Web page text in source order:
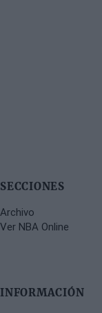
SECCIONES
Archivo
Ver NBA Online
INFORMACIÓN